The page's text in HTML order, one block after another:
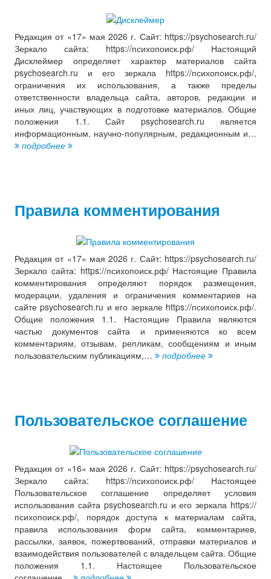
Редакция от «17» мая 2026 г. Сайт: https://psychosearch.ru/
Зеркало сайта: https://психопоиск.рф/ Настоящий
Дисклеймер определяет характер материалов сайта
psychosearch.ru и его зеркала https://психопоиск.рф/,
ограничения их использования, а также пределы
ответственности владельца сайта, авторов, редакции и
иных лиц, участвующих в подготовке материалов. Общие
положения 1.1. Сайт psychosearch.ru является
информационным, научно-популярным, редакционным и…
подробнее
Правила комментирования
Редакция от «17» мая 2026 г. Сайт: https://psychosearch.ru/
Зеркало сайта: https://психопоиск.рф/ Настоящие Правила
комментирования определяют порядок размещения,
модерации, удаления и ограничения комментариев на
сайте psychosearch.ru и его зеркале https://психопоиск.рф/.
Общие положения 1.1. Настоящие Правила являются
частью документов сайта и применяются ко всем
комментариям, отзывам, репликам, сообщениям и иным
пользовательским публикациям,…
подробнее
Пользовательское соглашение
Редакция от «16» мая 2026 г. Сайт: https://psychosearch.ru/
Зеркало сайта: https://психопоиск.рф/ Настоящее
Пользовательское соглашение определяет условия
использования сайта psychosearch.ru и его зеркала https://
психопоиск.рф/, порядок доступа к материалам сайта,
правила использования форм сайта, комментариев,
рассылки, заявок, пожертвований, отправки материалов и
взаимодействия пользователей с владельцем сайта. Общие
положения 1.1. Настоящее Пользовательское